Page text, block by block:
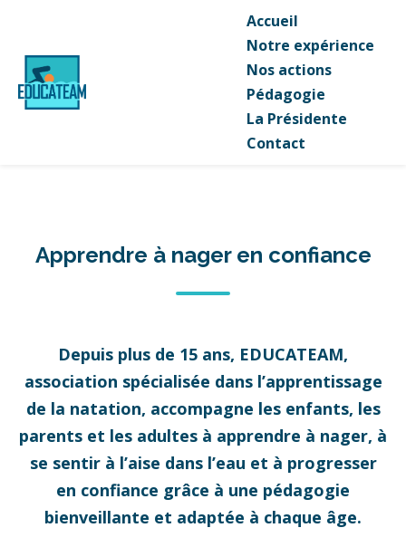
Accueil
Notre expérience
Nos actions
Pédagogie
La Présidente
Contact
Apprendre à nager en confiance
Depuis plus de 15 ans, EDUCATEAM,
association spécialisée dans l’apprentissage
de la natation, accompagne les enfants, les
parents et les adultes à apprendre à nager, à
se sentir à l’aise dans l’eau et à progresser
en confiance grâce à une pédagogie
bienveillante et adaptée à chaque âge.